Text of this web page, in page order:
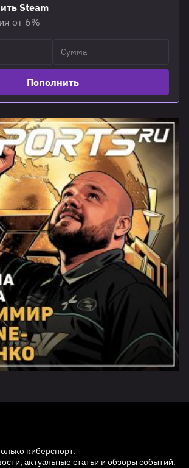
Steam
от 6%
Пополнить
киберспорт.
актуальные статьи и обзоры событий.